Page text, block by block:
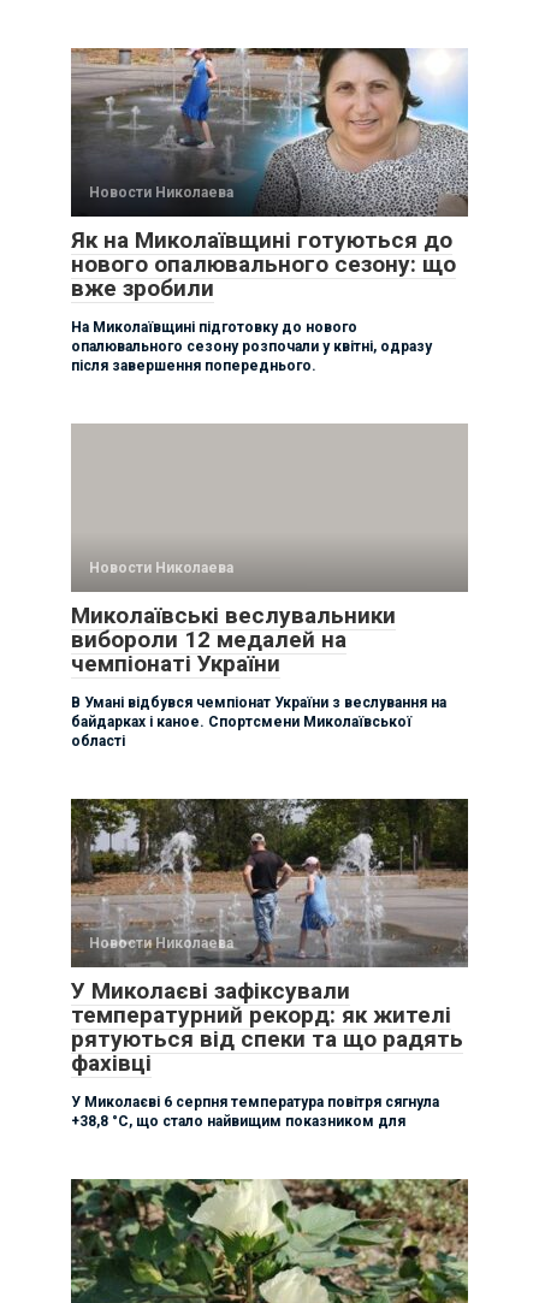
Новости Николаева
Як на Миколаївщині готуються до
нового опалювального сезону: що
вже зробили
На Миколаївщині підготовку до нового
опалювального сезону розпочали у квітні, одразу
після завершення попереднього.
Новости Николаева
Миколаївські веслувальники
вибороли 12 медалей на
чемпіонаті України
В Умані відбувся чемпіонат України з веслування на
байдарках і каное. Спортсмени Миколаївської
області
Новости Николаева
У Миколаєві зафіксували
температурний рекорд: як жителі
рятуються від спеки та що радять
фахівці
У Миколаєві 6 серпня температура повітря сягнула
+38,8 °C, що стало найвищим показником для